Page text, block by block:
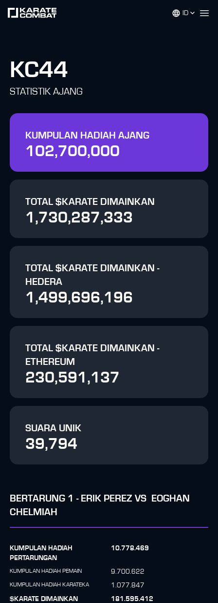
ID
KC44
STATISTIK AJANG
KUMPULAN HADIAH AJANG
102,700,000
TOTAL $KARATE DIMAINKAN
1,730,287,333
TOTAL $KARATE DIMAINKAN -
HEDERA
1,499,696,196
TOTAL $KARATE DIMAINKAN -
ETHEREUM
230,591,137
SUARA UNIK
39,794
BERTARUNG 1 - ERIK PEREZ VS
EOGHAN
CHELMIAH
KUMPULAN HADIAH
PERTARUNGAN
10.778.469
KUMPULAN HADIAH PEMAIN 9.700.622
KUMPULAN HADIAH KARATEKA
1.077.847
$KARATE DIMAINKAN
181.595.412